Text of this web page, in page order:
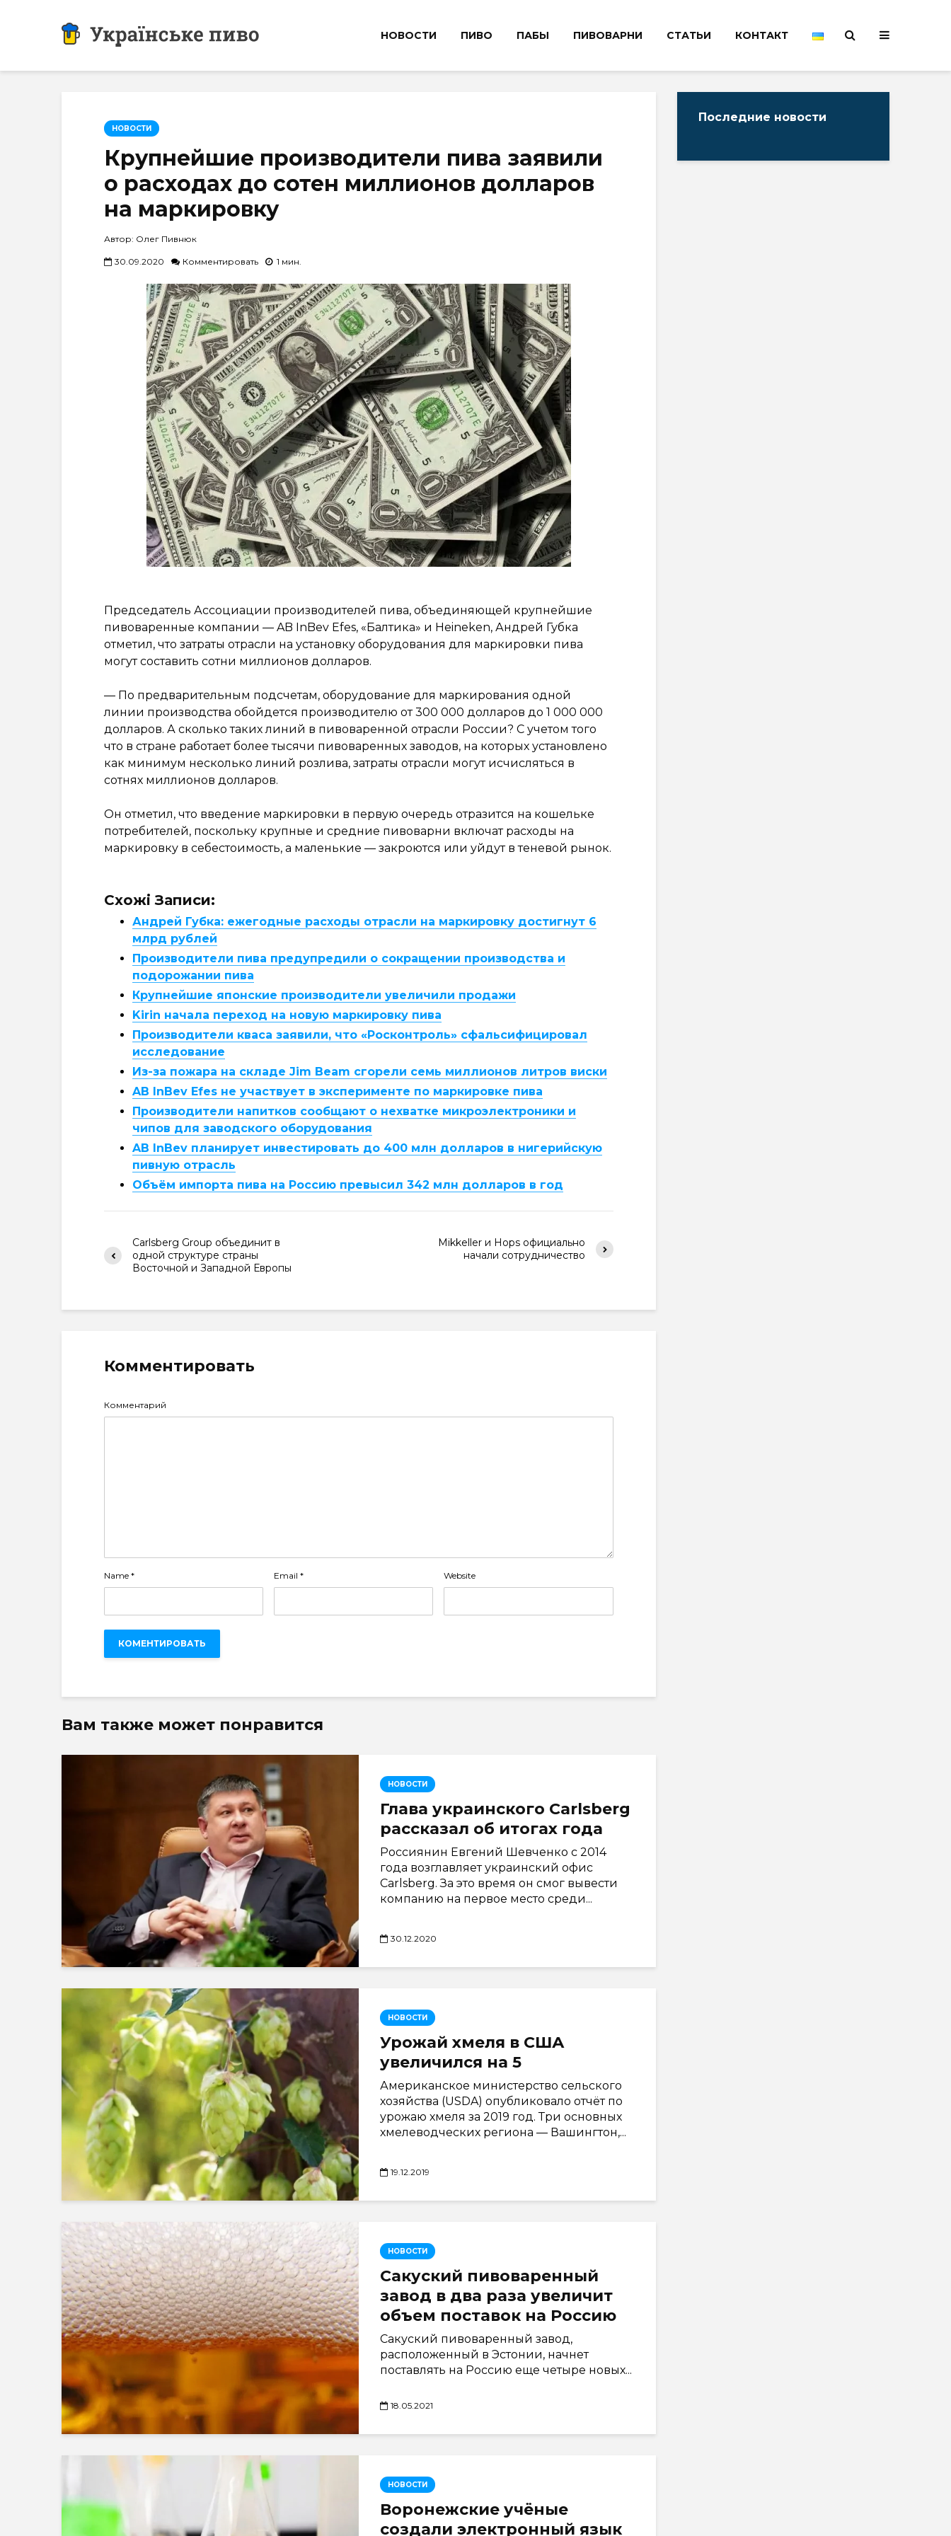
НОВОСТИ ПИВО ПАБЫ ПИВОВАРНИ СТАТЬИ КОНТАКТ
НОВОСТИ
Крупнейшие производители пива заявили
о расходах до сотен миллионов долларов
на маркировку
Автор: Олег Пивнюк
30.09.2020 Комментировать 1 мин.
Председатель Ассоциации производителей пива, объединяющей крупнейшие
пивоваренные компании — AB InBev Efes, «Балтика» и Heineken, Андрей Губка
отметил, что затраты отрасли на установку оборудования для маркировки пива
могут составить сотни миллионов долларов.
— По предварительным подсчетам, оборудование для маркирования одной
линии производства обойдется производителю от 300 000 долларов до 1 000 000
долларов. А сколько таких линий в пивоваренной отрасли России? С учетом того
что в стране работает более тысячи пивоваренных заводов, на которых установлено
как минимум несколько линий розлива, затраты отрасли могут исчисляться в
сотнях миллионов долларов.
Он отметил, что введение маркировки в первую очередь отразится на кошельке
потребителей, поскольку крупные и средние пивоварни включат расходы на
маркировку в себестоимость, а маленькие — закроются или уйдут в теневой рынок.
Схожі Записи:
Андрей Губка: ежегодные расходы отрасли на маркировку достигнут 6
млрд рублей
Производители пива предупредили о сокращении производства и
подорожании пива
Крупнейшие японские производители увеличили продажи
Kirin начала переход на новую маркировку пива
Производители кваса заявили, что «Росконтроль» сфальсифицировал
исследование
Из-за пожара на складе Jim Beam сгорели семь миллионов литров виски
AB InBev Efes не участвует в эксперименте по маркировке пива
Производители напитков сообщают о нехватке микроэлектроники и
чипов для заводского оборудования
AB InBev планирует инвестировать до 400 млн долларов в нигерийскую
пивную отрасль
Объём импорта пива на Россию превысил 342 млн долларов в год
Carlsberg Group объединит в
одной структуре страны
Восточной и Западной Европы
Mikkeller и Hops официально
начали сотрудничество
Комментировать
Комментарий
Name * Email * Website
Вам также может понравится
НОВОСТИ
Глава украинского Carlsberg
рассказал об итогах года
Россиянин Евгений Шевченко с 2014
года возглавляет украинский офис
Carlsberg. За это время он смог вывести
компанию на первое место среди...
30.12.2020
НОВОСТИ
Урожай хмеля в США
увеличился на 5
Американское министерство сельского
хозяйства (USDA) опубликовало отчёт по
урожаю хмеля за 2019 год. Три основных
хмелеводческих региона — Вашингтон,...
19.12.2019
НОВОСТИ
Сакуский пивоваренный
завод в два раза увеличит
объем поставок на Россию
Сакуский пивоваренный завод,
расположенный в Эстонии, начнет
поставлять на Россию еще четыре новых...
18.05.2021
НОВОСТИ
Воронежские учёные
создали электронный язык
Последние новости